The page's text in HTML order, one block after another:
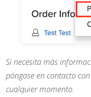
Si necesita más
póngase en contacto
cualquier momento.